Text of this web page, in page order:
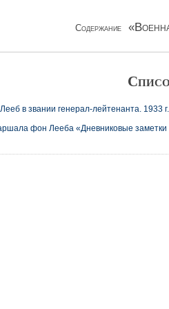
Содержание
в звании генерал-лейтенанта. 1933 г.
фон Лееба «Дневниковые заметки